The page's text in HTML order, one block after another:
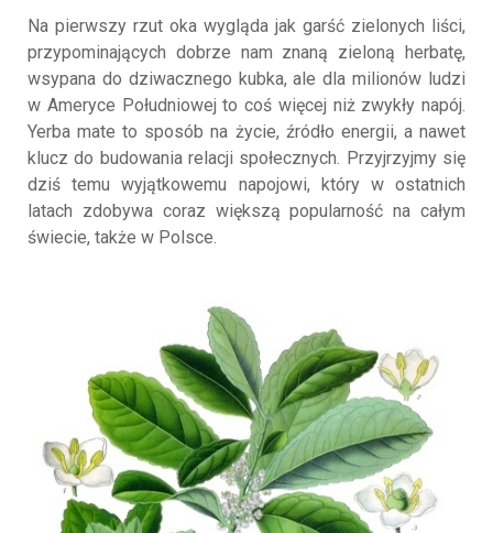
Na pierwszy rzut oka wygląda jak garść zielonych liści,
przypominających dobrze nam znaną zieloną herbatę,
wsypana do dziwacznego kubka, ale dla milionów ludzi
w Ameryce Południowej to coś więcej niż zwykły napój.
Yerba mate to sposób na życie, źródło energii, a nawet
klucz do budowania relacji społecznych. Przyjrzyjmy się
dziś temu wyjątkowemu napojowi, który w ostatnich
latach zdobywa coraz większą popularność na całym
świecie, także w Polsce.